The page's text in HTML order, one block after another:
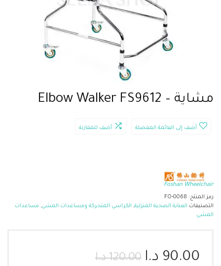
مشاية – Elbow Walker FS9612
أضف إلى القائمة المفضلة أضف للمقارنة
Foshan Wheelchair
رمز المنتج: FO-0068
التصنيفات العناية الصحية المنزلية, الكراسي المتحركة ومساعدات المشي, مساعدات
المشي
120.00 د.ا 90.00 د.ا